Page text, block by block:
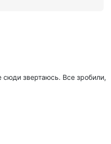
звертаюсь. Все зробили,